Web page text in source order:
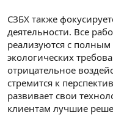
СЗБХ также
деятельности. Все
реализуются с полным
экологических
отрицательное
стремится к
развивает свои
клиентам лучшие